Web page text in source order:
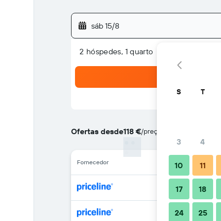
sáb 15/8
2 hóspedes, 1 quarto
Ofertas desde118 €/preço por noite mais
Fornecedor
S T
3 4
10 11
17 18
24 25